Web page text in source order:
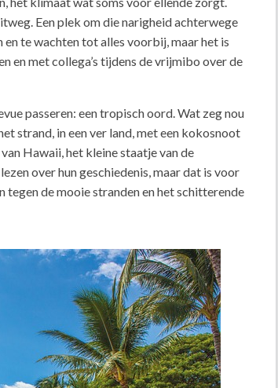
Een plek om die narigheid achterwege
te wachten tot alles voorbij, maar het is
en met collega’s tijdens de vrijmibo over de
passeren: een tropisch oord. Wat zeg nou
strand, in een ver land, met een kokosnoot
Hawaii, het kleine staatje van de
over hun geschiedenis, maar dat is voor
tegen de mooie stranden en het schitterende